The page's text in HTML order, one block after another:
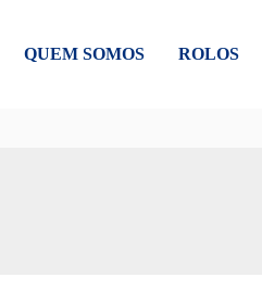
QUEM SOMOS ROLOS